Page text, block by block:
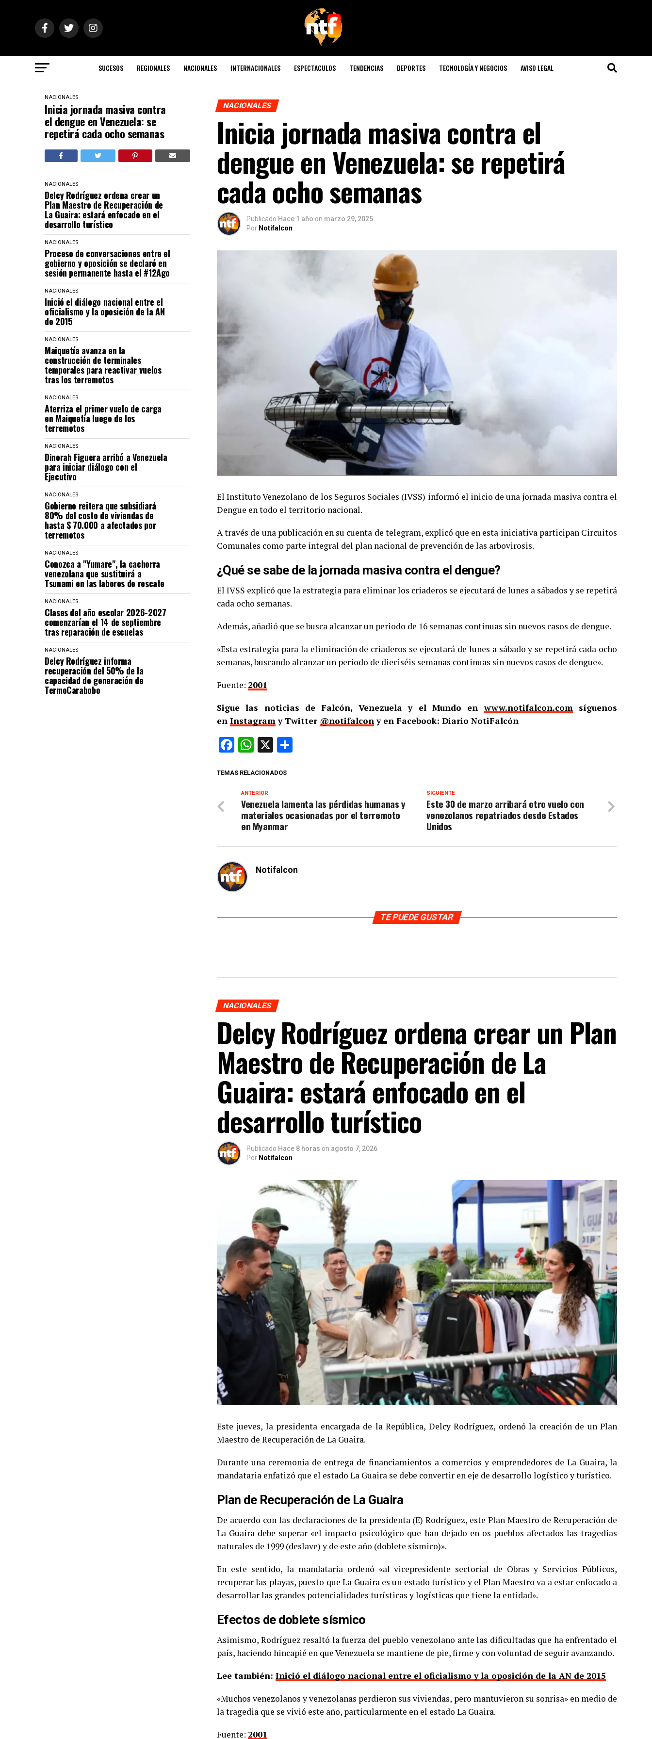
SUCESOS REGIONALES NACIONALES INTERNACIONALES ESPECTACULOS TENDENCIAS DEPORTES TECNOLOGÍA Y NEGOCIOS AVISO LEGAL
NACIONALES
Inicia jornada masiva contra
el dengue en Venezuela: se
repetirá cada ocho semanas
NACIONALES
Delcy Rodríguez ordena crear un
Plan Maestro de Recuperación de
La Guaira: estará enfocado en el
desarrollo turístico
NACIONALES
Proceso de conversaciones entre el
gobierno y oposición se declaró en
sesión permanente hasta el #12Ago
NACIONALES
Inició el diálogo nacional entre el
oficialismo y la oposición de la AN
de 2015
NACIONALES
Maiquetía avanza en la
construcción de terminales
temporales para reactivar vuelos
tras los terremotos
NACIONALES
Aterriza el primer vuelo de carga
en Maiquetía luego de los
terremotos
NACIONALES
Dinorah Figuera arribó a Venezuela
para iniciar diálogo con el
Ejecutivo
NACIONALES
Gobierno reitera que subsidiará
80% del costo de viviendas de
hasta $ 70.000 a afectados por
terremotos
NACIONALES
Conozca a "Yumare", la cachorra
venezolana que sustituirá a
Tsunami en las labores de rescate
NACIONALES
Clases del año escolar 2026-2027
comenzarían el 14 de septiembre
tras reparación de escuelas
NACIONALES
Delcy Rodríguez informa
recuperación del 50% de la
capacidad de generación de
TermoCarabobo
NACIONALES
Inicia jornada masiva contra el
dengue en Venezuela: se repetirá
cada ocho semanas
Publicado Hace 1 año on marzo 29, 2025
Por Notifalcon
El Instituto Venezolano de los Seguros Sociales (IVSS) informó el inicio de una jornada masiva contra el
Dengue en todo el territorio nacional.
A través de una publicación en su cuenta de telegram, explicó que en esta iniciativa participan Circuitos
Comunales como parte integral del plan nacional de prevención de las arbovirosis.
¿Qué se sabe de la jornada masiva contra el dengue?
El IVSS explicó que la estrategia para eliminar los criaderos se ejecutará de lunes a sábados y se repetirá
cada ocho semanas.
Además, añadió que se busca alcanzar un periodo de 16 semanas continuas sin nuevos casos de dengue.
«Esta estrategia para la eliminación de criaderos se ejecutará de lunes a sábado y se repetirá cada ocho
semanas, buscando alcanzar un periodo de dieciséis semanas continuas sin nuevos casos de dengue».
Fuente: 2001
Sigue las noticias de Falcón, Venezuela y el Mundo enwww.notifalcon.comsíguenos
en Instagramy Twitter @notifalcony en Facebook: Diario NotiFalcón
Facebook
WhatsApp
X
TEMAS RELACIONADOS
SIGUIENTE
Este 30 de marzo arribará otro vuelo con
venezolanos repatriados desde Estados
Unidos
ANTERIOR
Venezuela lamenta las pérdidas humanas y
materiales ocasionadas por el terremoto
en Myanmar
Notifalcon
TE PUEDE GUSTAR
NACIONALES
Delcy Rodríguez ordena crear un Plan
Maestro de Recuperación de La
Guaira: estará enfocado en el
desarrollo turístico
Publicado Hace 8 horas on agosto 7, 2026
Por Notifalcon
Este jueves, la presidenta encargada de la República, Delcy Rodríguez, ordenó la creación de un Plan
Maestro de Recuperación de La Guaira.
Durante una ceremonia de entrega de financiamientos a comercios y emprendedores de La Guaira, la
mandataria enfatizó que el estado La Guaira se debe convertir en eje de desarrollo logístico y turístico.
Plan de Recuperación de La Guaira
De acuerdo con las declaraciones de la presidenta (E) Rodríguez, este Plan Maestro de Recuperación de
La Guaira debe superar «el impacto psicológico que han dejado en os pueblos afectados las tragedias
naturales de 1999 (deslave) y de este año (doblete sísmico)».
En este sentido, la mandataria ordenó «al vicepresidente sectorial de Obras y Servicios Públicos,
recuperar las playas, puesto que La Guaira es un estado turístico y el Plan Maestro va a estar enfocado a
desarrollar las grandes potencialidades turísticas y logísticas que tiene la entidad».
Efectos de doblete sísmico
Asimismo, Rodríguez resaltó la fuerza del pueblo venezolano ante las dificultadas que ha enfrentado el
país, haciendo hincapié en que Venezuela se mantiene de pie, firme y con voluntad de seguir avanzando.
Lee también: Inició el diálogo nacional entre el oficialismo y la oposición de la AN de 2015
«Muchos venezolanos y venezolanas perdieron sus viviendas, pero mantuvieron su sonrisa» en medio de
la tragedia que se vivió este año, particularmente en el estado La Guaira.
Fuente: 2001